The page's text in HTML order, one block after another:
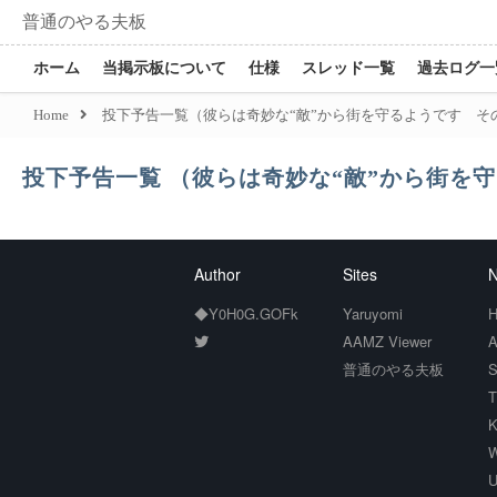
普通のやる夫板
ホーム 当掲示板について 仕様 スレッド一覧 過去ログ
Home 投下予告一覧（彼らは奇妙な“敵”から街を守るようです そ
投下予告一覧 （彼らは奇妙な“敵”から街を
Author
◆Y0H0G.GOFk
Sites
Yaruyomi
AAMZ Viewer
普通のやる夫板